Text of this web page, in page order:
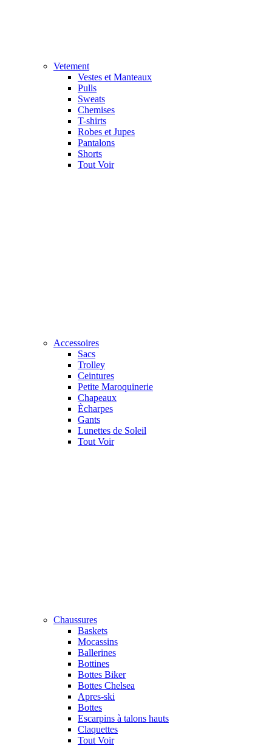
Vetement
Vestes et Manteaux
Pulls
Sweats
Chemises
T-shirts
Robes et Jupes
Pantalons
Shorts
Tout Voir
Accessoires
Sacs
Trolley
Ceintures
Petite Maroquinerie
Chapeaux
Ècharpes
Gants
Lunettes de Soleil
Tout Voir
Chaussures
Baskets
Mocassins
Ballerines
Bottines
Bottes Biker
Bottes Chelsea
Apres-ski
Bottes
Escarpins à talons hauts
Claquettes
Tout Voir